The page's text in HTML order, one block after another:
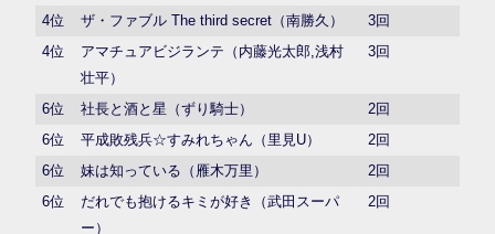
4位
ザ・ファブル The third secret（南勝久）
3回
4位
アマチュアビジランテ（内藤光太郎,浅村
壮平）
3回
6位 社長と酒と星（ずり騎士）
2回
6位
平成敗残兵☆すみれちゃん（里見U）
2回
6位
妹は知っている（雁木万里）
2回
6位
だれでも抱けるキミが好き（武田スーパ
ー）
2回